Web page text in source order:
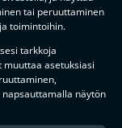
tai peruuttaminen
toimintoihin.
tarkkoja
muuttaa asetuksiasi
näytön